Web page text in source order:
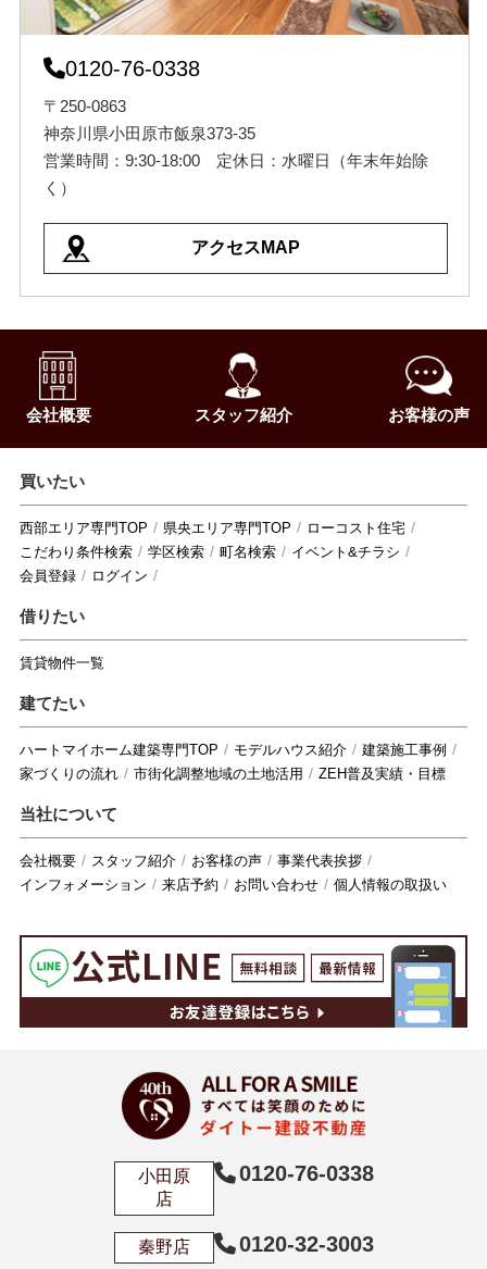
0120-76-0338
〒250-0863
神奈川県小田原市飯泉373-35
営業時間：9:30-18:00 定休日：水曜日（年末年始除
く）
アクセスMAP
会社概要 スタッフ紹介 お客様の声
買いたい
西部エリア専門TOP 県央エリア専門TOP
ローコスト住宅
こだわり条件検索
学区検索 町名検索
イベント&チラシ
会員登録
ログイン
借りたい
賃貸物件一覧
建てたい
ハートマイホーム建築専門TOP モデルハウス紹介
建築施工事例
家づくりの流れ
市街化調整地域の土地活用 ZEH普及実績・目標
当社について
会社概要 スタッフ紹介 お客様の声
事業代表挨拶
インフォメーション
来店予約 お問い合わせ 個人情報の取扱い
小田原
店
0120-76-0338
秦野店 0120-32-3003